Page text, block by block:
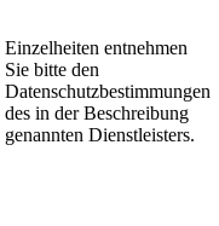
Einzelheiten entnehmen
Sie bitte den
Datenschutzbestimmungen
des in der Beschreibung
genannten Dienstleisters.